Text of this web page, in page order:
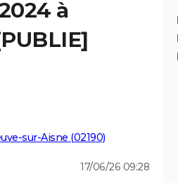
à
sur-Aisne (02190)
17/06/26 09:28